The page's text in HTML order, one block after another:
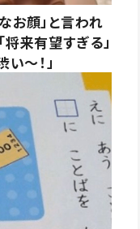
お顔」と言われ
来有望すぎる」
～！」